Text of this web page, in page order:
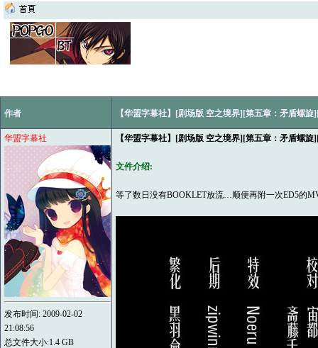
作者 【华盟字幕社】[剧场版 空之境界][第五章：矛盾螺
华盟字幕社
发布时间: 2009-02-02
21:08:56
总文件大小:1.4 GB
【华盟字幕社】[剧场版 空之境界][第五章：矛盾螺
文件介绍:
等了数日没有BOOKLET放流…顺便再附一次ED5的